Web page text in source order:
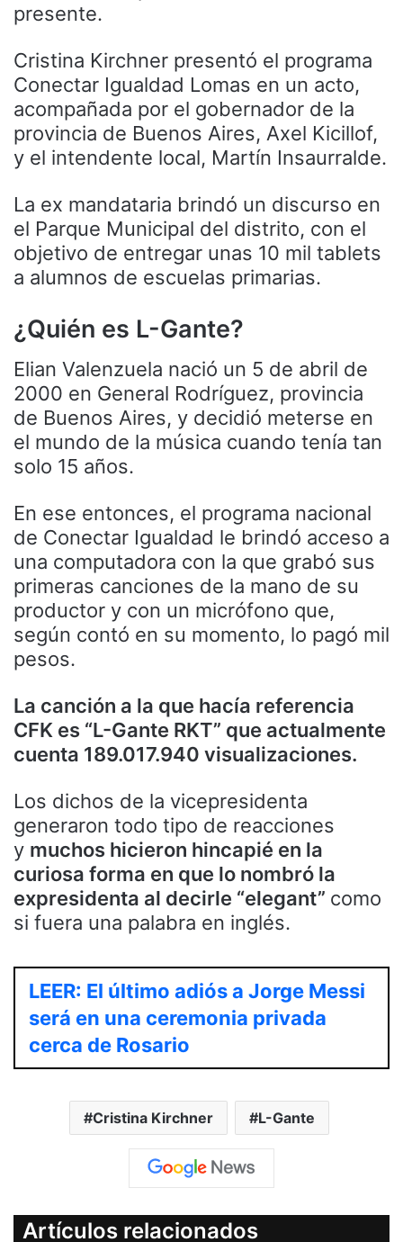
presente.
Cristina Kirchner presentó el programa
Conectar Igualdad Lomas en un acto,
acompañada por el gobernador de la
provincia de Buenos Aires, Axel Kicillof,
y el intendente local, Martín Insaurralde.
La ex mandataria brindó un discurso en
el Parque Municipal del distrito, con el
objetivo de entregar unas 10 mil tablets
a alumnos de escuelas primarias.
¿Quién es L-Gante?
Elian Valenzuela nació un 5 de abril de
2000 en General Rodríguez, provincia
de Buenos Aires, y decidió meterse en
el mundo de la música cuando tenía tan
solo 15 años.
En ese entonces, el programa nacional
de Conectar Igualdad le brindó acceso a
una computadora con la que grabó sus
primeras canciones de la mano de su
productor y con un micrófono que,
según contó en su momento, lo pagó mil
pesos.
La canción a la que hacía referencia
CFK es “L-Gante RKT” que actualmente
cuenta 189.017.940 visualizaciones.
Los dichos de la vicepresidenta
generaron todo tipo de reacciones
y muchos hicieron hincapié en la
curiosa forma en que lo nombró la
expresidenta al decirle “elegant” como
si fuera una palabra en inglés.
LEER: El último adiós a Jorge Messi
será en una ceremonia privada
cerca de Rosario
Cristina Kirchner L-Gante
Artículos relacionados